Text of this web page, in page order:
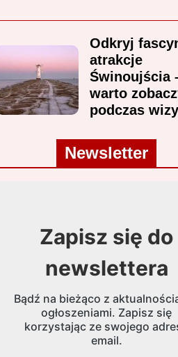
Odkryj
atrakcje
Świnoujścia
warto
podczas
Newsletter
Zapisz się do
newslettera
Bądź na bieżąco z
ogłoszeniami. Zapisz się
korzystając ze swojego
email.